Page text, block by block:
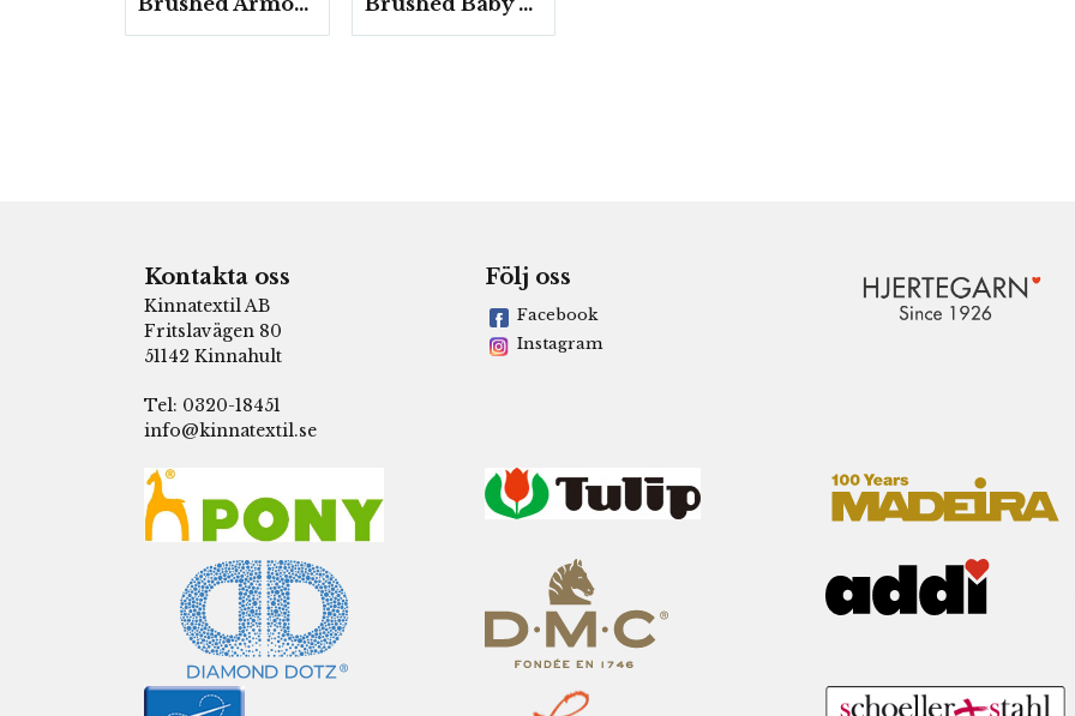
Kontakta oss
Kinnatextil AB
Fritslavägen 80
51142 Kinnahult
Tel: 0320-18451
info@kinnatextil.se
Följ oss
Facebook
Instagram